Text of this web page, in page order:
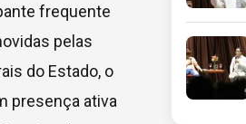
frequente
pelas
do Estado, o
presença ativa